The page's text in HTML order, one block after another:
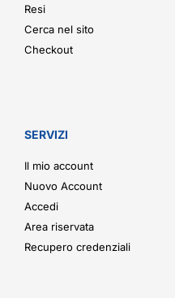
Resi
Cerca nel sito
Checkout
SERVIZI
Il mio account
Nuovo Account
Accedi
Area riservata
Recupero credenziali